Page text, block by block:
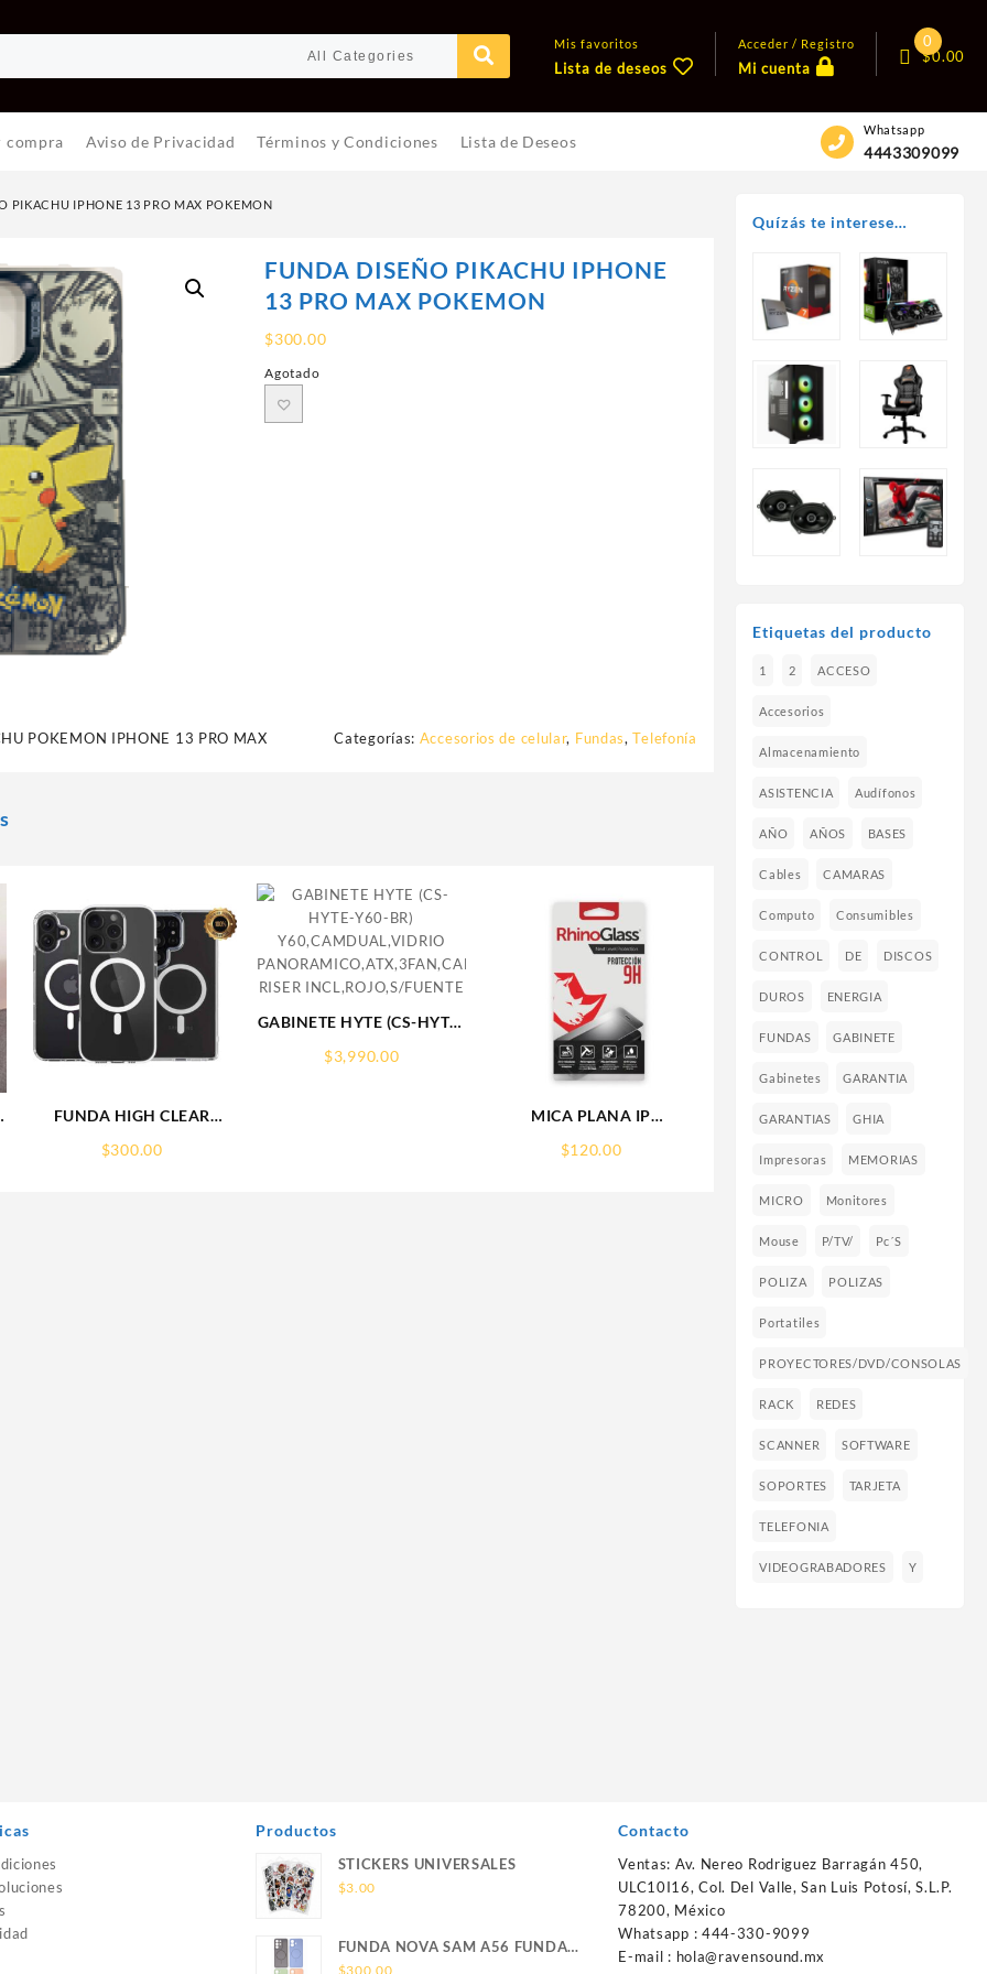
Mis favoritos
Lista de deseos
Acceder / Registro
Mi cuenta
0
$0.00
compra Aviso de Privacidad Términos y Condiciones Lista de Deseos
Whatsapp
4443309099
PIKACHU IPHONE 13 PRO MAX POKEMON
FUNDA DISEÑO PIKACHU IPHONE
13 PRO MAX POKEMON
$300.00
Agotado
POKEMON IPHONE 13 PRO MAX Categorías: Accesorios de celular, Fundas,Telefonía
FUNDA HIGH CLEAR
WEKOVER
$300.00
GABINETE HYTE (CS-HYTE-
Y60,CAMDUAL,VIDRIO
$3,990.00
MICA PLANA IP
9H RHINOGLASS
$120.00
Quízás te interese…
Etiquetas del producto
1 2 ACCESO
Accesorios
Almacenamiento
ASISTENCIA Audífonos
AÑO AÑOS BASES
Cables CAMARAS
Computo Consumibles
CONTROL DE DISCOS
DUROS ENERGIA
FUNDAS GABINETE
Gabinetes GARANTIA
GARANTIAS GHIA
Impresoras MEMORIAS
MICRO Monitores
Mouse P/TV/ Pc´s
POLIZA POLIZAS
Portatiles
PROYECTORES/DVD/CONSOLAS
RACK REDES
SCANNER SOFTWARE
SOPORTES TARJETA
TELEFONIA
VIDEOGRABADORES Y
Productos
STICKERS UNIVERSALES
$3.00
FUNDA NOVA SAM A56 FUNDA
SILICONA SIN SOPORTE
$300.00
Contacto
Ventas: Av. Nereo Rodriguez Barragán 450,
ULC10I16, Col. Del Valle, San Luis Potosí, S.L.P.
78200, México
Whatsapp : 444-330-9099
E-mail : hola@ravensound.mx